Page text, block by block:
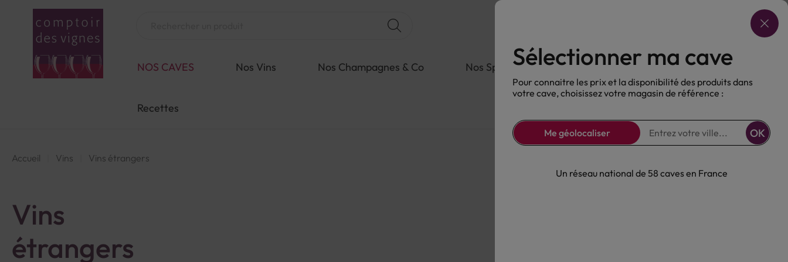
Choisir ma cave
NOS CAVES Nos Vins Nos Champagnes & Co Nos Spiritueux Nos Bières Sans alcool
Recettes
Accueil Vins Vins étrangers
Vins
étrangers
Sélectionner ma cave
Pour connaitre les prix et la disponibilité des produits dans
votre cave, choisissez votre magasin de référence :
Me géolocaliser OK
Un réseau national de 58 caves en France